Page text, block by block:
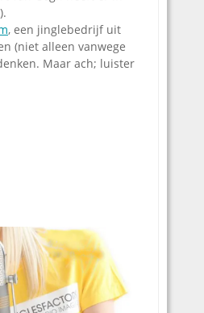
, een jinglebedrijf uit
(niet alleen vanwege
Maar ach; luister